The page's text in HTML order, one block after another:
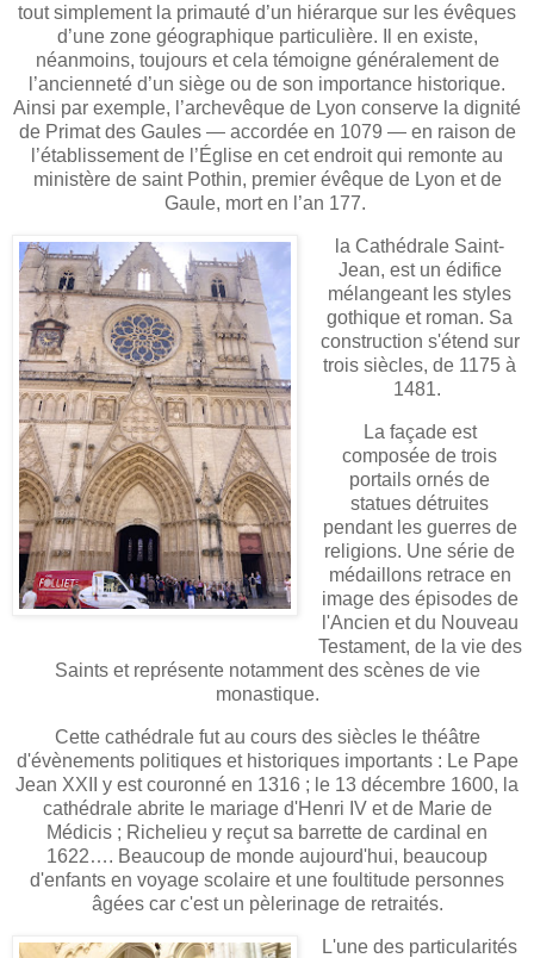
tout simplement la primauté d’un hiérarque sur les évêques
d’une zone géographique particulière. Il en existe,
néanmoins, toujours et cela témoigne généralement de
l’ancienneté d’un siège ou de son importance historique.
Ainsi par exemple, l’archevêque de Lyon conserve la dignité
de Primat des Gaules — accordée en 1079 — en raison de
l’établissement de l’Église en cet endroit qui remonte au
ministère de saint Pothin, premier évêque de Lyon et de
Gaule, mort en l’an 177.
la Cathédrale Saint-
Jean, est un édifice
mélangeant les styles
gothique et roman. Sa
construction s'étend sur
trois siècles, de 1175 à
1481.
La façade est
composée de trois
portails ornés de
statues détruites
pendant les guerres de
religions. Une série de
médaillons retrace en
image des épisodes de
l'Ancien et du Nouveau
Testament, de la vie des
Saints et représente notamment des scènes de vie
monastique.
Cette cathédrale fut au cours des siècles le théâtre
d'évènements politiques et historiques importants : Le Pape
Jean XXII y est couronné en 1316 ; le 13 décembre 1600, la
cathédrale abrite le mariage d'Henri IV et de Marie de
Médicis ; Richelieu y reçut sa barrette de cardinal en
1622…. Beaucoup de monde aujourd'hui, beaucoup
d'enfants en voyage scolaire et une foultitude personnes
âgées car c'est un pèlerinage de retraités.
L'une des particularités